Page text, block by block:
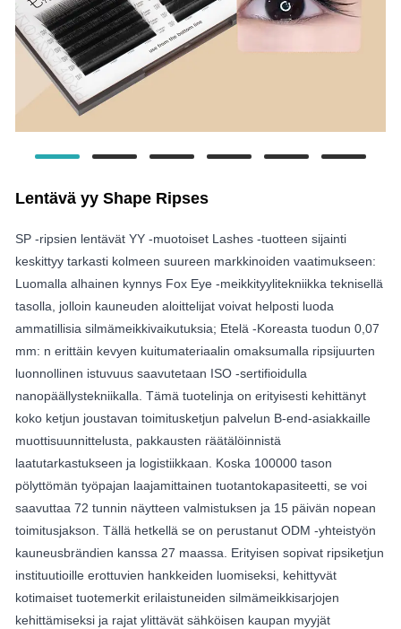
Lentävä yy Shape Ripses
SP -ripsien lentävät YY -muotoiset Lashes -tuotteen sijainti
keskittyy tarkasti kolmeen suureen markkinoiden vaatimukseen:
Luomalla alhainen kynnys Fox Eye -meikkityylitekniikka teknisellä
tasolla, jolloin kauneuden aloittelijat voivat helposti luoda
ammatillisia silmämeikkivaikutuksia; Etelä -Koreasta tuodun 0,07
mm: n erittäin kevyen kuitumateriaalin omaksumalla ripsijuurten
luonnollinen istuvuus saavutetaan ISO -sertifioidulla
nanopäällystekniikalla. Tämä tuotelinja on erityisesti kehittänyt
koko ketjun joustavan toimitusketjun palvelun B-end-asiakkaille
muottisuunnittelusta, pakkausten räätälöinnistä
laatutarkastukseen ja logistiikkaan. Koska 100000 tason
pölyttömän työpajan laajamittainen tuotantokapasiteetti, se voi
saavuttaa 72 tunnin näytteen valmistuksen ja 15 päivän nopean
toimitusjakson. Tällä hetkellä se on perustanut ODM -yhteistyön
kauneusbrändien kanssa 27 maassa. Erityisen sopivat ripsiketjun
instituutioille erottuvien hankkeiden luomiseksi, kehittyvät
kotimaiset tuotemerkit erilaistuneiden silmämeikkisarjojen
kehittämiseksi ja rajat ylittävät sähköisen kaupan myyjät